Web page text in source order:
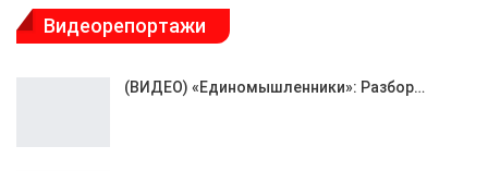
Видеорепортажи
(ВИДЕО) «Единомышленники»: Разбор…